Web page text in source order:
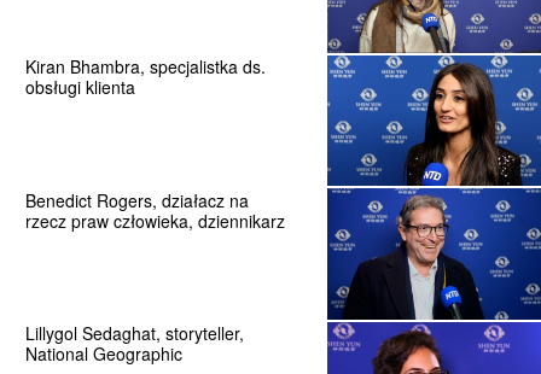
Kiran Bhambra, specjalistka ds.
obsługi klienta
Benedict Rogers, działacz na
rzecz praw człowieka, dziennikarz
Lillygol Sedaghat, storyteller,
National Geographic